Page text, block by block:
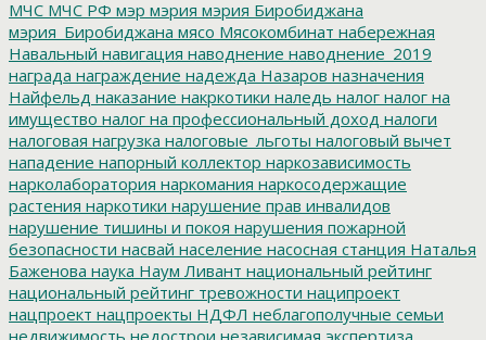
МЧС МЧС РФ мэр мэрия мэрия Биробиджана
мэрия_Биробиджана мясо Мясокомбинат набережная
Навальный навигация наводнение наводнение_2019
награда награждение надежда Назаров назначения
Найфельд наказание накркотики наледь налог налог на
имущество налог на профессиональный доход налоги
налоговая нагрузка налоговые_льготы налоговый вычет
нападение напорный коллектор наркозависимость
нарколаборатория наркомания наркосодержащие
растения наркотики нарушение прав инвалидов
нарушение тишины и покоя нарушения пожарной
безопасности насвай население насосная станция Наталья
Баженова наука Наум Ливант национальный рейтинг
национальный рейтинг тревожности наципроект
нацпроект нацпроекты НДФЛ неблагополучные семьи
недвижимость недострои независимая экспертиза